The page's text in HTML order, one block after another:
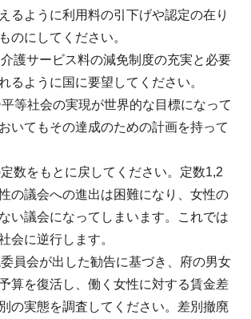
るように利用料の引下げや認定の在り
のにしてください。
護サービス料の減免制度の充実と必要
るように国に要望してください。
等社会の実現が世界的な目標になって
いてもその達成のための計画を持って
数をもとに戻してください。定数1,2
の議会への進出は困難になり、女性の
い議会になってしまいます。これでは
会に逆行します。
員会が出した勧告に基づき、府の男女
算を復活し、働く女性に対する賃金差
の実態を調査してください。差別撤廃